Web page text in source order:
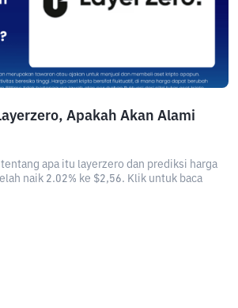
Apakah Akan Alami
apa itu layerzero dan prediksi harga
naik 2.02% ke $2,56. Klik untuk baca